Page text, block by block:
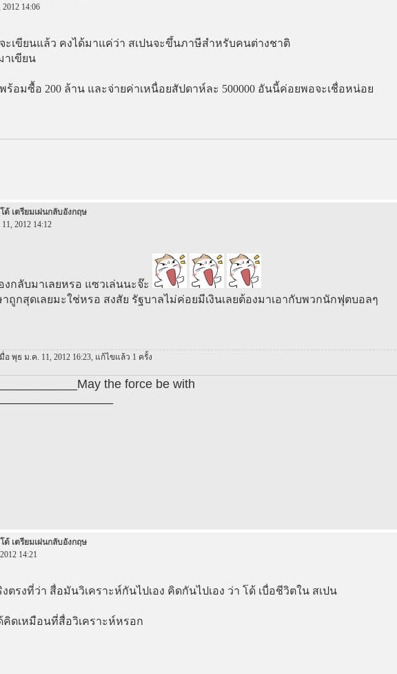
14:06
ะเขียนแล้ว คงได้มาแค่ว่า สเปนจะขึ้นภาษีสำหรับคนต่างชาติ
าเขียน
ร้อมซื้อ 200 ล้าน และจ่ายค่าเหนื่อยสัปดาห์ละ 500000 อันนี้ค่อยพอจะเชื่อหน่อย
ด้ เตรียมเผ่นกลับอังกฤษ
2012 14:12
งกลับมาเลยหรอ แซวเล่นนะจ๊ะ
ถูกสุดเลยมะใช่หรอ สงสัย รัฐบาลไม่ค่อยมีเงินเลยต้องมาเอากับพวกนักฟุตบอลๆ
อ พุธ ม.ค. 11, 2012 16:23, แก้ไขแล้ว 1 ครั้ง
the force be with
ด้ เตรียมเผ่นกลับอังกฤษ
14:21
ตรงที่ว่า สื่อมันวิเคราะห์กันไปเอง คิดกันไปเอง ว่า โด้ เบื่อชีวิตใน สเปน
คิดเหมือนที่สื่อวิเคราะห์หรอก